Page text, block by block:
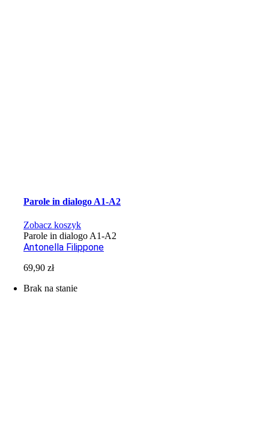
Parole in dialogo A1-A2
Zobacz koszyk
Parole in dialogo A1-A2
Antonella Filippone
69,90zł
Brak na stanie